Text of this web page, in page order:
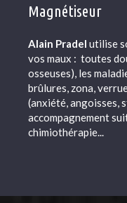
Magnétiseur
Alain Pradel utilise
vos maux : toutes
osseuses), les
brûlures, zona,
(anxiété, angoisses,
accompagnement
chimiothérapie...